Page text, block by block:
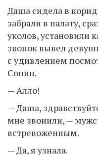
Даша сидела в
забрали в палату,
уколов, установили
звонок вывел
с удивлением
Сонин.
— Алло!
— Даша,
мне звонили, —
встревоженным.
— Да, я узнала.